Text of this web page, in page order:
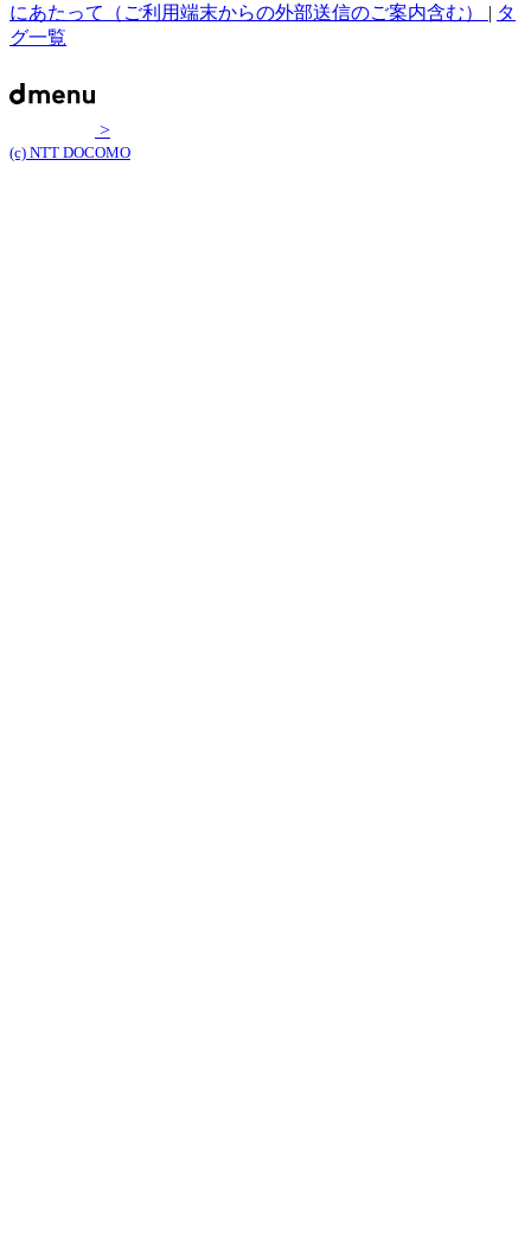
にあたって（ご利用端末からの外部送信のご案内含む） | タ
グ一覧
>
(c) NTT DOCOMO